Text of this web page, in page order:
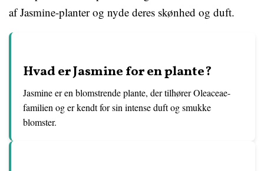
af Jasmine-planter og nyde deres skønhed og duft.
Hvad er Jasmine for en plante?
Jasmine er en blomstrende plante, der tilhører Oleaceae-
familien og er kendt for sin intense duft og smukke
blomster.